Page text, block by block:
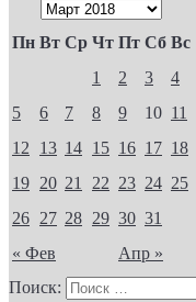
Пн Вт Ср Чт Пт Сб Вс
« Фев Апр »
1 2 3
4
5
6 7 8 9 10 11
12
13 14 15 16 17 18
19 20 21 22 23 24 25
26 27 28 29 30 31
Поиск: